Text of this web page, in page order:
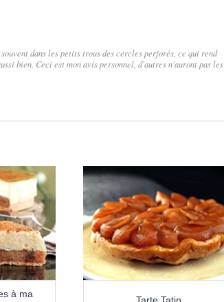
dans les petits trous des cercles perforés, ce qui rend
bien. Ceci est mon avis personnel, d'autres n'auront pas les
à ma
Tarte Tatin